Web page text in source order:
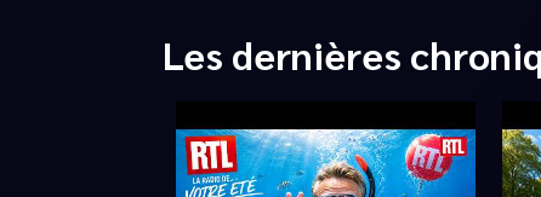
Les dernières